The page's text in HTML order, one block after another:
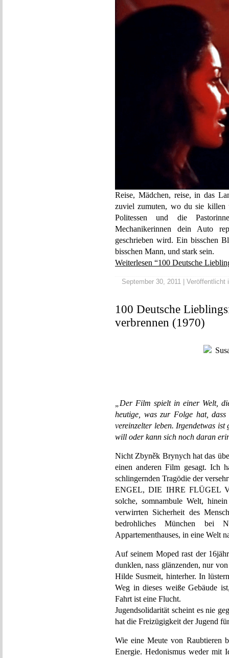
Reise, Mädchen, reise, in das
zuviel zumuten, wo du sie killen
Politessen und die
Mechanikerinnen dein Auto
geschrieben wird. Ein bisschen
bisschen Mann, und stark sein.
Weiterlesen “100 Deutsche
September 30, 2011 | Veröffentlicht
100 Deutsche
verbrennen (1970)
„Der Film spielt in einer Welt,
heutige, was zur Folge hat,
vereinzelter leben. Irgendetwas
will oder kann sich noch daran
Nicht Zbyněk Brynych hat das
einen anderen Film gesagt. Ich
schlingernden Tragödie der
ENGEL, DIE IHRE FLÜGEL
solche, somnambule Welt,
verwirrten Sicherheit des
bedrohliches München bei
Appartementhauses, in eine Welt
Auf seinem Moped rast der
dunklen, nass glänzenden, nur
Hilde Susmeit, hinterher. In
Weg in dieses weiße Gebäude
Fahrt ist eine Flucht.
Jugendsolidarität scheint es nie
hat die Freizügigkeit der Jugend
Wie eine Meute von Raubtieren
Energie. Hedonismus weder mit